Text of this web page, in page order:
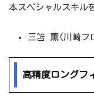
本スペシャルスキル
三笘 薫(川崎フ
高精度ロングフ